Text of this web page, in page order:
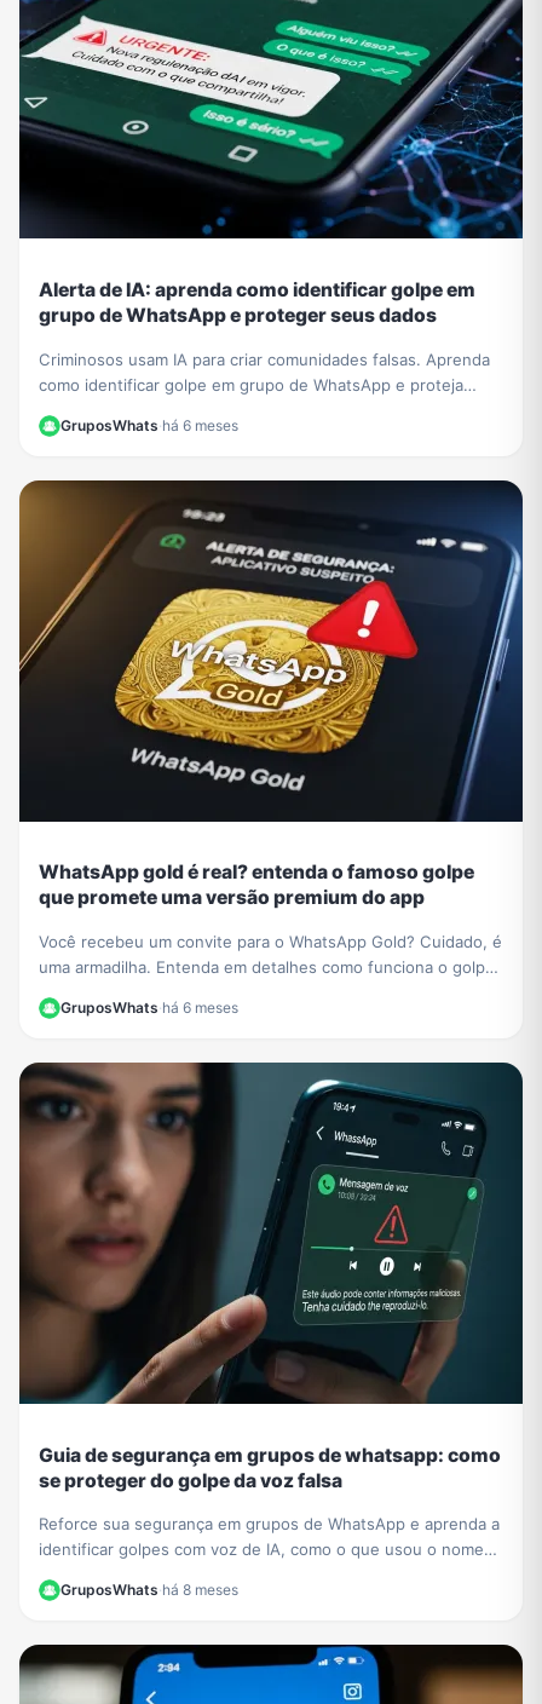
Alerta de IA: aprenda como identificar golpe em
grupo de WhatsApp e proteger seus dados
Criminosos usam IA para criar comunidades falsas. Aprenda
como identificar golpe em grupo de WhatsApp e proteja
GruposWhats·há 6 meses
WhatsApp gold é real? entenda o famoso golpe
que promete uma versão premium do app
Você recebeu um convite para o WhatsApp Gold? Cuidado, é
uma armadilha. Entenda em detalhes como funciona o golpe
GruposWhats·há 6 meses
Guia de segurança em grupos de whatsapp: como
se proteger do golpe da voz falsa
Reforce sua segurança em grupos de WhatsApp e aprenda a
identificar golpes com voz de IA, como o que usou o nome
de César Tralli. Proteja-se de fakes.
GruposWhats·há 8 meses